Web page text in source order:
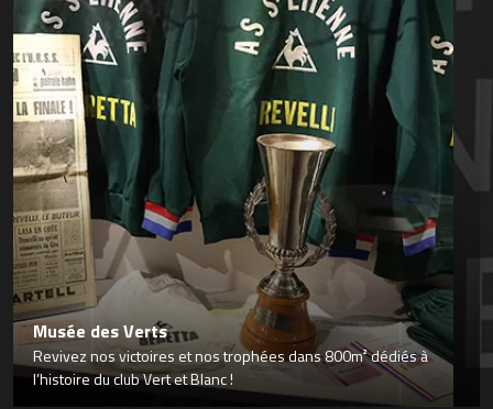
Musée des Verts
Revivez nos victoires et nos trophées dans 800m² dédiés à
l’histoire du club Vert et Blanc !